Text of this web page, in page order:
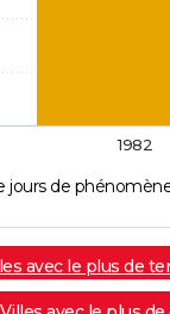
jours de
1982
avec le plus de